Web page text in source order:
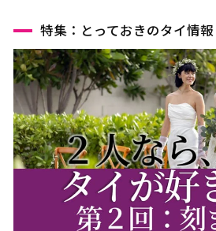
特集：とっておきのタイ情報